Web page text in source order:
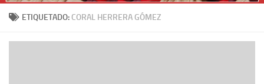
ETIQUETADO: CORAL HERRERA GÓMEZ